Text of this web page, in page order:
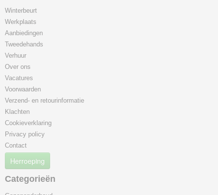
Winterbeurt
Werkplaats
Aanbiedingen
Tweedehands
Verhuur
Over ons
Vacatures
Voorwaarden
Verzend- en retourinformatie
Klachten
Cookieverklaring
Privacy policy
Contact
Herroeping
Categorieën